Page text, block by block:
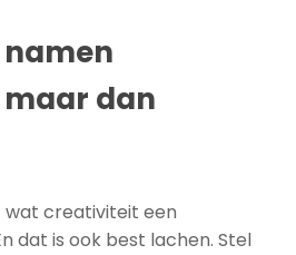
dan
wat creativiteit een
dat is ook best lachen. Stel